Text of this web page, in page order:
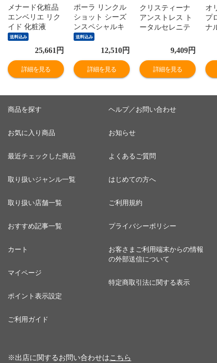
メナード化粧品
エンベリエ リク
イド 化粧液
130ml
送料込み
25,661 円
詳細を見る
ポーラ リンクル
ショット シーズ
ンスペシャルキ
ット V 国内正規
送料込み
12,510円
詳細を見る
クリスティーナ
アンストレス ト
ータルセレニテ
9,409円
詳細を見る
オ
プ
ナ
商品を探す
お気に入り商品
最近チェックした商品
取り扱いジャンル一覧
取り扱い店舗一覧
おすすめ記事一覧
カート
マイページ
ポイント表示設定
ご利用ガイド
ヘルプ／お問い合わせ
お知らせ
よくあるご質問
はじめての方へ
ご利用規約
プライバシーポリシー
お客さまご利用端末からの情報
の外部送信について
特定商取引法に関する表示
※出店に関するお問い合わせはこちら